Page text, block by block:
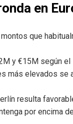
en
que
y €15M según
más elevados se
resulta
por encima